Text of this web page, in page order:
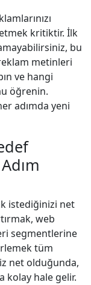
kritiktir. İlk
bu
metinleri
ve hangi
öğrenin.
adımda yeni
istediğinizi net
web
segmentlerine
tüm
net olduğunda,
kolay hale gelir.